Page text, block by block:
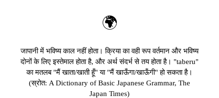
🌍
जापानी में भविष्य काल नहीं होता। क्रिया का वही रूप वर्तमान और भविष्य
दोनों के लिए इस्तेमाल होता है, और अर्थ संदर्भ से तय होता है। "taberu"
का मतलब "मैं खाता/खाती हूँ" या "मैं खाऊँगा/खाऊँगी" हो सकता है।
(स्रोत: A Dictionary of Basic Japanese Grammar, The
Japan Times)